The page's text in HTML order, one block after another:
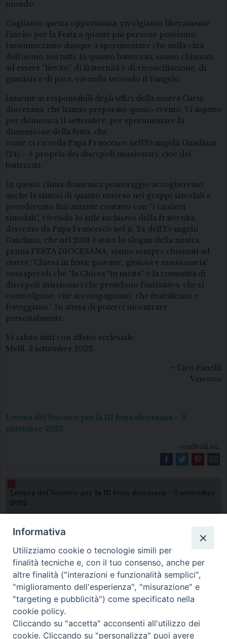
mondo.
Cogliamo questa opportunità: rivolgiamo liberamente
l’invito per la Festa a quante più persone possiamo.
Incominciamo dunque a sperimentare che nella città
dell’uomo noi tutti, in quanto battezzati, siamo chiamati
ad essere “lievito” di fraternità e di riconciliazione, di
giustizia e di pace, vivendo secondo il Vangelo.
Insieme ai responsabili degli uffici della nostra Curia
diocesana, che hanno preparato questo evento, Vi aspetto
per domenica 11 settembre, per sperimentare la
dimensione della festa, che –
come ci ricorda Papa Francesco nell’Evangelii Guadium
(24) – è propria dei discepoli missionari, cioè dei
battezzati.
In questo clima domenica pomeriggio accoglieremo
anche la sintesi di quanto emerso nei gruppi sinodali e
prenderemo fisicamente contatto con “i cantieri
sinodali”, vivendo lo stile inclusivo della fraternità,
descritto da Papa Francesco nel n. 24 dell’Evangelii
Gaudium, che nel 2018 è stato lo slogan della nostra
prima FESTA DIOCESANA; siamo sempre chiamati ad
essere “Chiesa in festa: giovane, gioiosa e missionaria”
consapevoli che “la Chiesa “in uscita” è la comunità di
discepoli missionari che prendono l’iniziativa, che si
coinvolgono, che accompagnano, che fruttificano e
festeggiano”. In attesa di poterci incontrare
personalmente,
Vi saluto tutti con affetto ecclesiale.
Melfi, 3 settembre 2022.
+ Ciro Fanelli
Vescovo
Lettera del Vescovo per la III festa diocesana – 3
settembre 2022
condividi su...
Lettera del Vescovo per la III festa diocesana - 3 settembre
2022
Diocesi di Melfi Rapolla Venosa
• Largo Duomo, 12 - 85025 MELFI (PZ) •
Tel. 0972238604
Informativa
Utilizziamo cookie o tecnologie simili per
finalità tecniche e, con il tuo consenso, anche per
altre finalità ("interazioni e funzionalità semplici",
"miglioramento dell'esperienza", "misurazione" e
"targeting e pubblicità") come specificato nella
cookie policy.
Cliccando su "accetta" acconsenti all'utilizzo dei
cookie. Cliccando su "personalizza" puoi avere